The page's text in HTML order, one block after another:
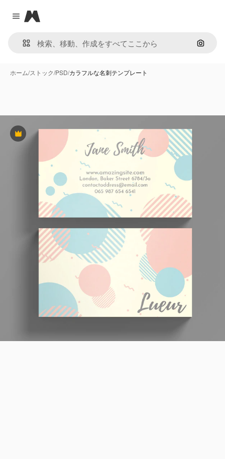
Close menu
Magnific
画像で
ホーム/ストック/PSD/カラフルな名刺テンプレート
Premium